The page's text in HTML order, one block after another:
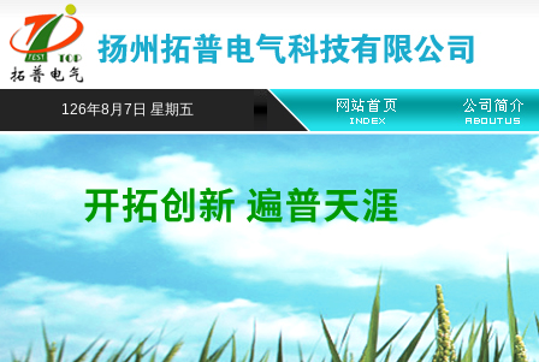
126年8月7日 星期五